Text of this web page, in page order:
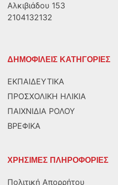
Αλκιβιάδου 153
2104132132
ΔΗΜΟΦΙΛΕΙΣ ΚΑΤΗΓΟΡΙΕΣ
ΕΚΠΑΙΔΕΥΤΙΚΑ
ΠΡΟΣΧΟΛΙΚΗ ΗΛΙΚΙΑ
ΠΑΙΧΝΙΔΙΑ ΡΟΛΟΥ
ΒΡΕΦΙΚΑ
ΧΡΗΣΙΜΕΣ ΠΛΗΡΟΦΟΡΙΕΣ
Πολιτική Απορρήτου